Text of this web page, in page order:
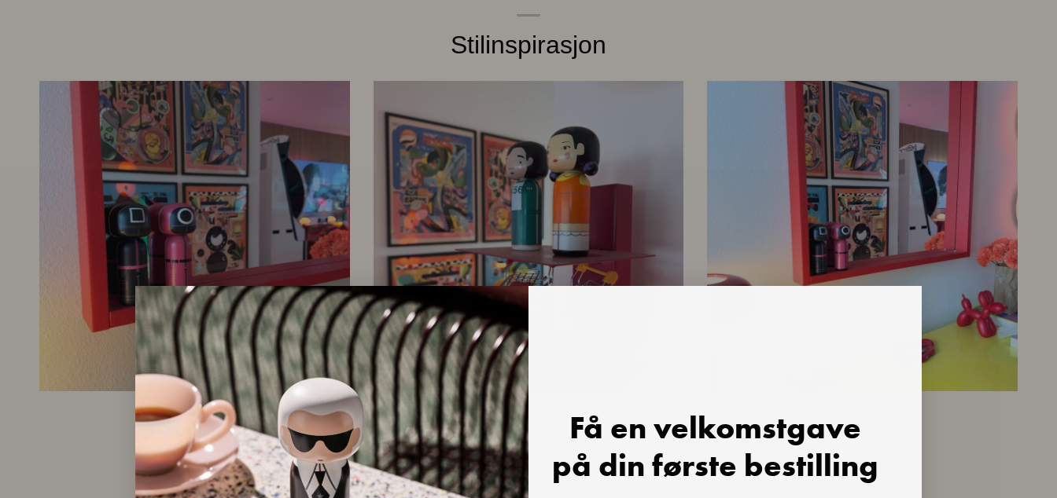
Stilinspirasjon
@cabellhouse @cabellhouse
Du liker kanskje også
Få en velkomstgave
på din første bestilling